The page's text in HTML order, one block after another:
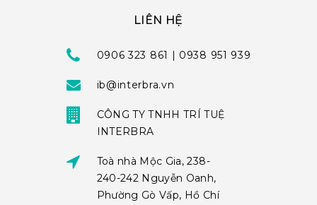
LIÊN HỆ
0906 323 861 | 0938 951 939
ib@interbra.vn
CÔNG TY TNHH TRÍ TUỆ
INTERBRA
Toà nhà Mộc Gia, 238-
240-242 Nguyễn Oanh,
Phường Gò Vấp, Hồ Chí